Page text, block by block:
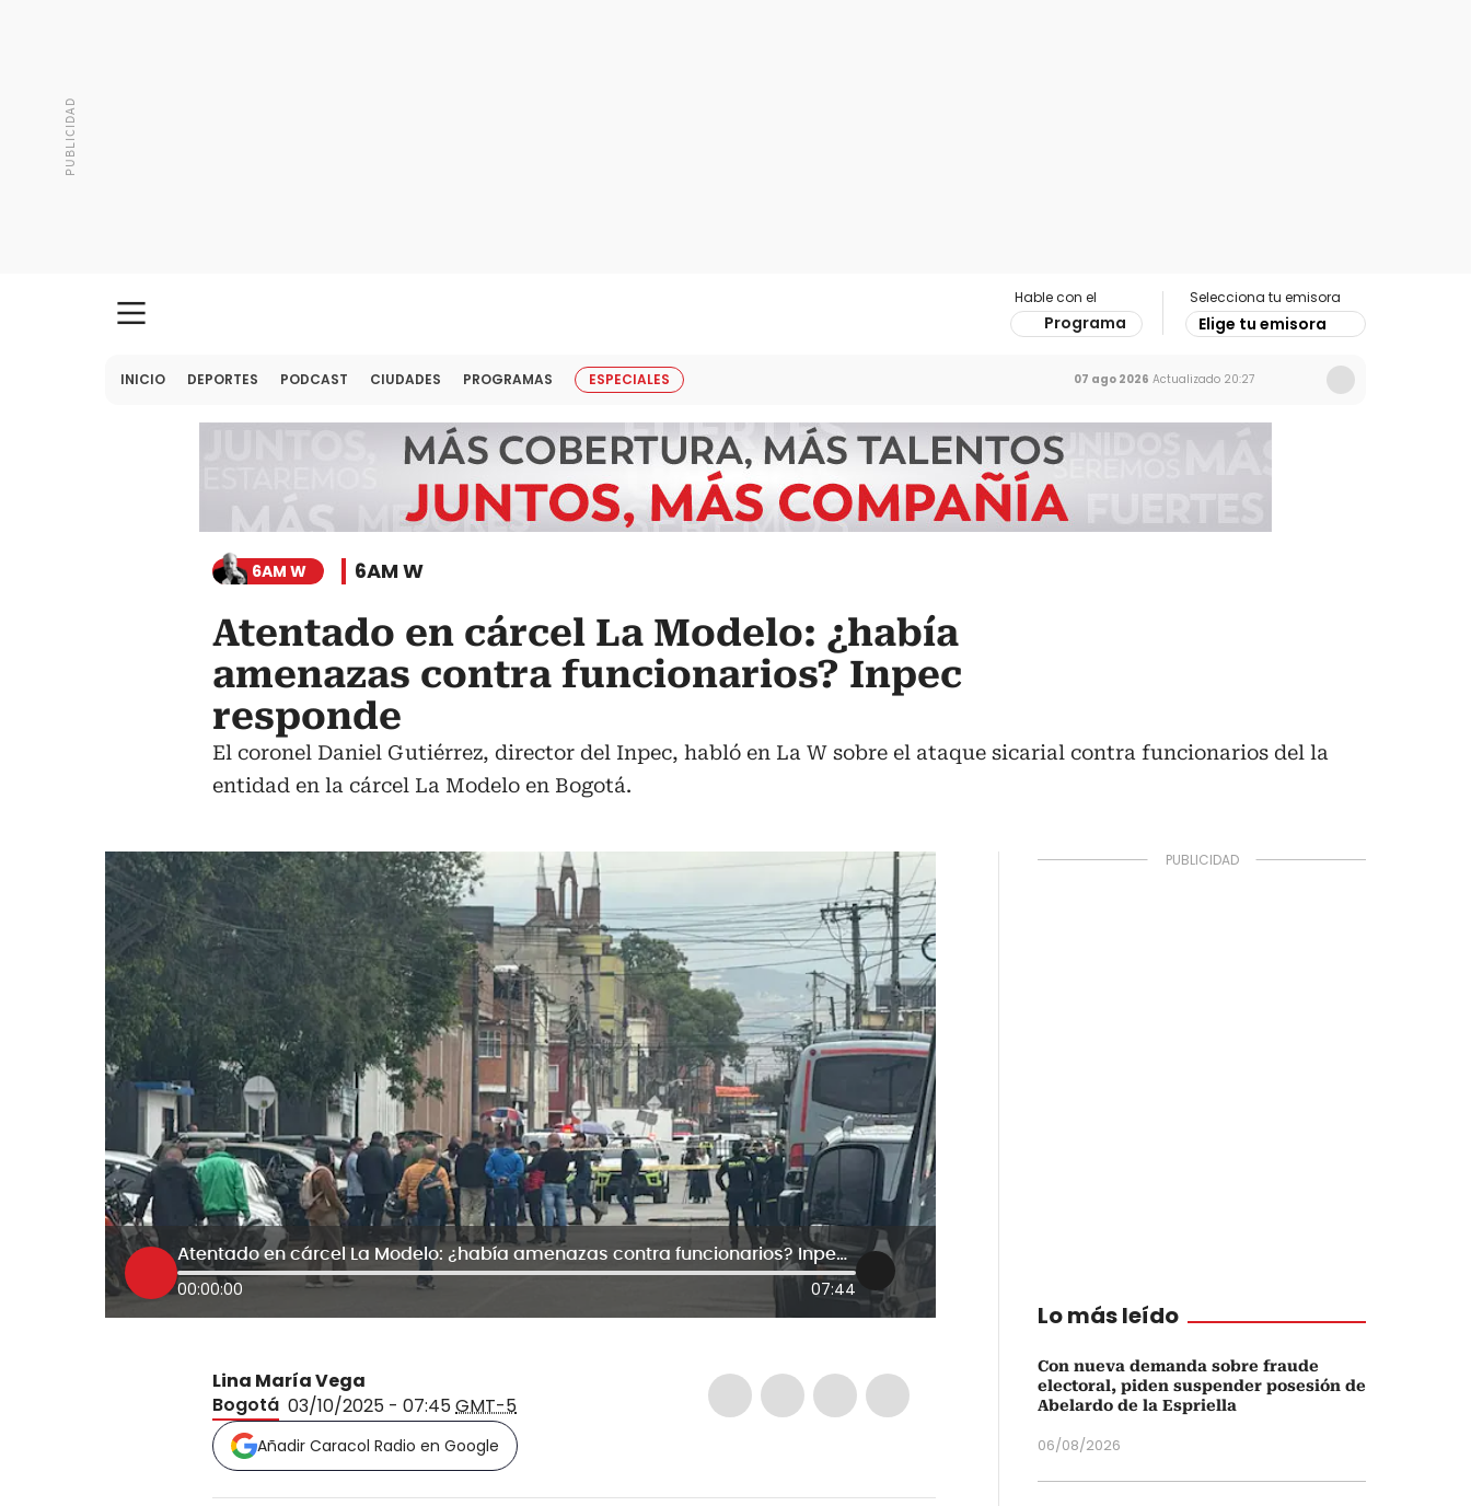
Hable con el
Programa
Selecciona tu emisora
Elige tu emisora
INICIO DEPORTES PODCAST CIUDADES PROGRAMAS ESPECIALES 07 ago 2026 Actualizado 20:27
6AM W 6AM W
Atentado en cárcel La Modelo: ¿había
amenazas contra funcionarios? Inpec
responde
El coronel Daniel Gutiérrez, director del Inpec, habló en La W sobre el ataque sicarial contra funcionarios del la
entidad en la cárcel La Modelo en Bogotá.
Atentado en cárcel La Modelo: ¿había amenazas contra funcionarios? Inpec responde
00:00:00 07:44
Lina María Vega
Bogotá 03/10/2025 - 07:45GMT-5
Añadir Caracol Radio en Google
Lo más leído
Con nueva demanda sobre fraude
electoral, piden suspender posesión de
Abelardo de la Espriella
06/08/2026